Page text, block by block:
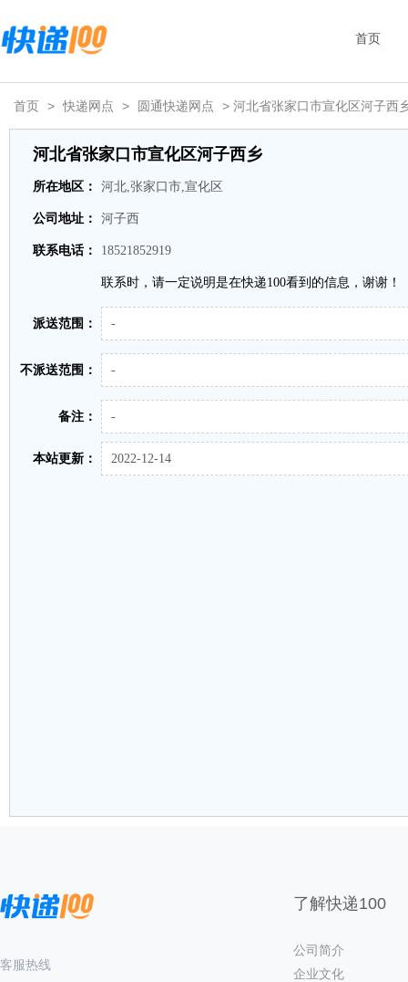
首页
首页 > 快递网点 > 圆通快递网点 > 河北省张家口市宣化区河子西
河北省张家口市宣化区河子西乡
所在地区： 河北,张家口市,宣化区
公司地址： 河子西
联系电话： 18521852919
联系时，请一定说明是在快递100看到的信息，谢谢！
派送范围： -
不派送范围： -
备注： -
本站更新： 2022-12-14
客服热线
了解快递100
公司简介
企业文化